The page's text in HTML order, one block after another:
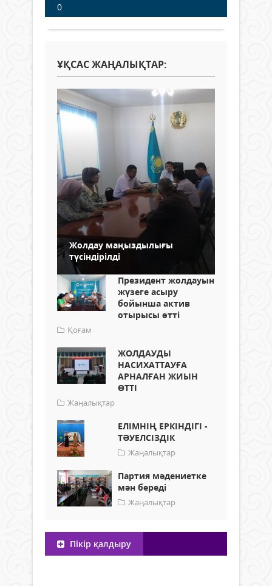
0
ҰҚСАС ЖАҢАЛЫҚТАР:
Жолдау маңыздылығы
түсіндірілді
Президент жолдауын
жүзеге асыру
бойынша актив
отырысы өтті
Қоғам
ЖОЛДАУДЫ
НАСИХАТТАУҒА
АРНАЛҒАН ЖИЫН
ӨТТІ
Жаңалықтар
ЕЛІМНІҢ ЕРКІНДІГІ -
ТӘУЕЛСІЗДІК
Жаңалықтар
Партия мәдениетке
мән береді
Жаңалықтар
Пікір қалдыру